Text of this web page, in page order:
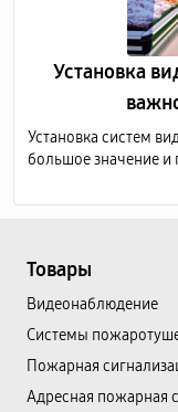
Установка
Установка систем
большое значение и
Товары
Видеонаблюдение
Системы
Пожарная
Адресная пожарная